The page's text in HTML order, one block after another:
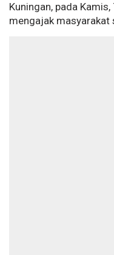
Kuningan, pada
mengajak masyarakat